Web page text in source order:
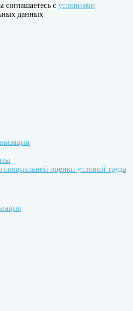
с условиями
данных
специальной оценки условий труда